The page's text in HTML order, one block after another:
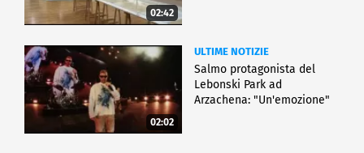
02:42
02:02
ULTIME NOTIZIE
Salmo protagonista del
Lebonski Park ad
Arzachena: "Un'emozione"